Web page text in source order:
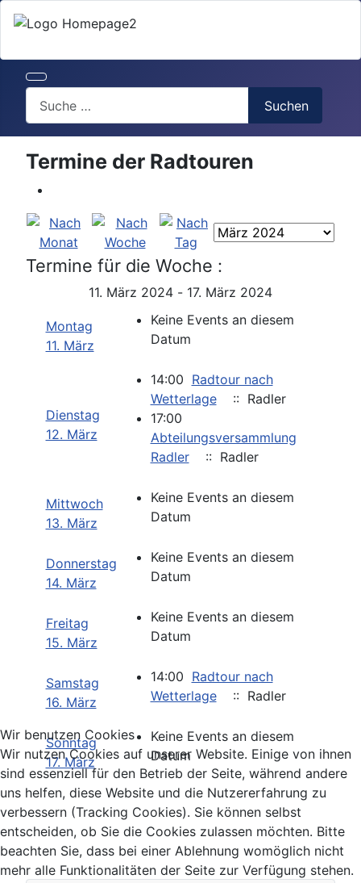
Suchen
Termine der Radtouren
Termine für die Woche :
11. März 2024 - 17. März 2024
Montag
11. März
Keine Events an diesem
Datum
Dienstag
12. März
14:00 Radtour nach
Wetterlage
:: Radler
17:00
Abteilungsversammlung
Radler
:: Radler
Mittwoch
13. März
Keine Events an diesem
Datum
Donnerstag
14. März
Keine Events an diesem
Datum
Freitag
15. März
Keine Events an diesem
Datum
Samstag
16. März
14:00 Radtour nach
Wetterlage
:: Radler
Sonntag
17. März
Keine Events an diesem
Datum
Wir benutzen Cookies
Wir nutzen Cookies auf unserer Website. Einige von ihnen
sind essenziell für den Betrieb der Seite, während andere
uns helfen, diese Website und die Nutzererfahrung zu
verbessern (Tracking Cookies). Sie können selbst
entscheiden, ob Sie die Cookies zulassen möchten. Bitte
beachten Sie, dass bei einer Ablehnung womöglich nicht
mehr alle Funktionalitäten der Seite zur Verfügung stehen.